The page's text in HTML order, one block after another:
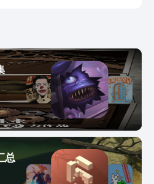
在这里玩家是尸潮领袖，要带
扩张势力。从最初的丧尸狗开
渐去组建出一个更为庞大的僵
就是控制尸潮在街道中前进，
不管是普通上班族还是快递
的特警队员，都是能成为你军
来越多，队伍规模也是越来越
给大家分享到这里，作为竖版
动和战斗，碎片时间也能玩，
力提升，队伍壮大的乐趣。不
家可以去九游app预约静待后续
总